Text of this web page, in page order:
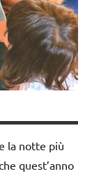
la notte più
quest’anno